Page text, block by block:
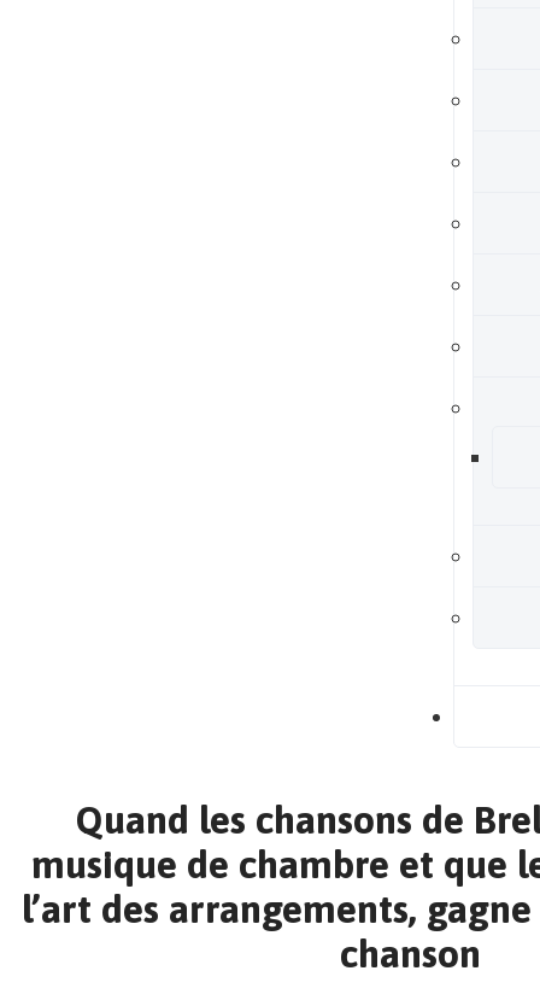
Quand les chansons de
musique de chambre et que
l’art des arrangements,
chanson